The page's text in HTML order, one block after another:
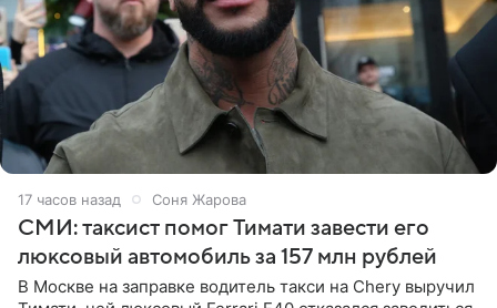
17 часов назад Соня Жарова
СМИ: таксист помог Тимати завести его
люксовый автомобиль за 157 млн рублей
В Москве на заправке водитель такси на Chery выручил